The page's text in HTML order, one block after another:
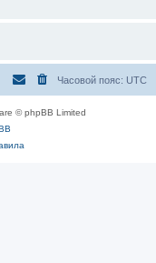
Часовой пояс: UTC
© phpBB Limited